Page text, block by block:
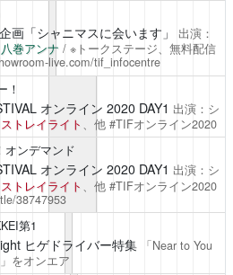
画「シャニマスに会います」
出演：
八巻アンナ / ※トークステージ、無料配信
live.com/tif_infocentre
！
オンライン 2020 DAY1 出演：シ
ストレイライト 、他 #TIFオンライン2020
オンデマンド
オンライン 2020 DAY1 出演：シ
ストレイライト
、他 #TIFオンライン2020
38747953
第1
ヒゲドライバー特集
「Near to You
をオンエア